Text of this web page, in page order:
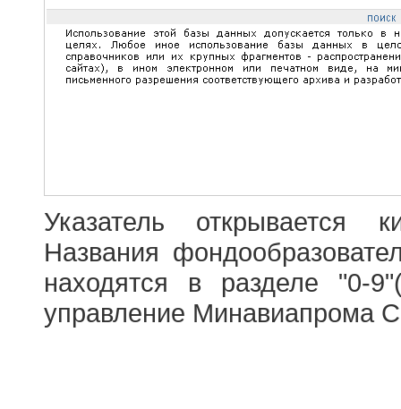
Указатель открывается
Названия
находятся в разделе "0-
управление Минавиапрома